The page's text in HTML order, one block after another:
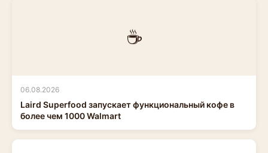
☕
06.08.2026
Laird Superfood запускает функциональный кофе в
более чем 1000 Walmart